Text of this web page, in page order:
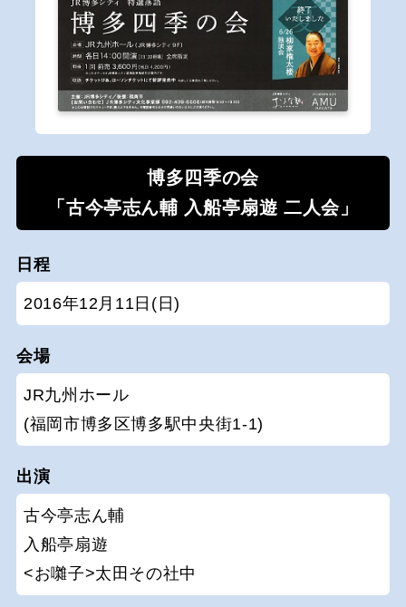
博多四季の会
「古今亭志ん輔 入船亭扇遊 二人会」
日程
2016年12月11日(日)
会場
JR九州ホール
(福岡市博多区博多駅中央街1-1)
出演
古今亭志ん輔
入船亭扇遊
<お囃子>太田その社中